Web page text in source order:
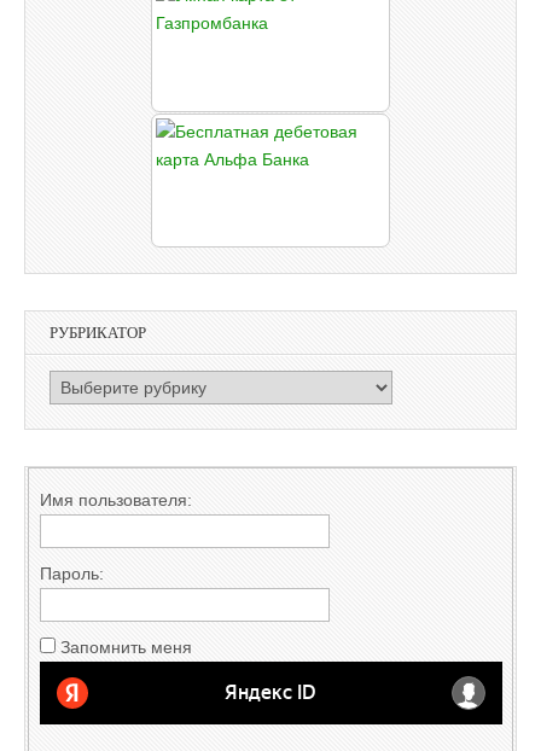
РУБРИКАТОР
РУБРИКАТОР
Имя пользователя:
Пароль:
Запомнить меня